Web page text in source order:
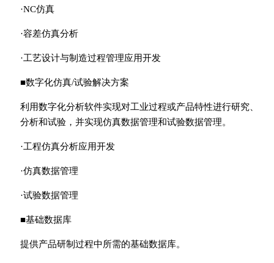
·NC仿真
·容差仿真分析
·工艺设计与制造过程管理应用开发
■数字化仿真/试验解决方案
利用数字化分析软件实现对工业过程或产品特性进行研究、
分析和试验，并实现仿真数据管理和试验数据管理。
·工程仿真分析应用开发
·仿真数据管理
·试验数据管理
■基础数据库
提供产品研制过程中所需的基础数据库。